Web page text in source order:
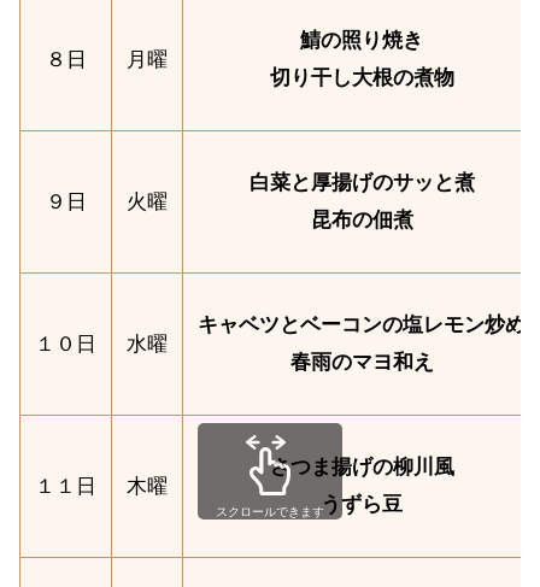
８日 月曜
鯖の照り焼き
切り干し大根の煮物
９日 火曜
白菜と厚揚げのサッと煮
昆布の佃煮
１０日 水曜
キャベツとベーコンの塩レモン炒め
春雨のマヨ和え
１１日 木曜
さつま揚げの柳川風
うずら豆
スクロールできます